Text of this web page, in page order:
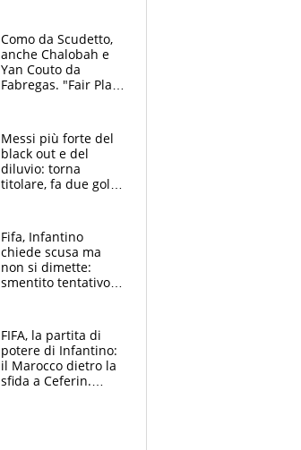
Como da Scudetto,
anche Chalobah e
Yan Couto da
Fabregas. "Fair Play
multa"
Messi più forte del
black out e del
diluvio: torna
titolare, fa due gol e
che ritiro
Fifa, Infantino
chiede scusa ma
non si dimette:
smentito tentativo di
FIFA, la partita di
potere di Infantino:
il Marocco dietro la
sfida a Ceferin.